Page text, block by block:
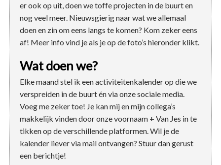
er ook op uit, doen we toffe projecten in de buurt en
nog veel meer. Nieuwsgierig naar wat we allemaal
doen en zin om eens langs te komen? Kom zeker eens
af! Meer info vind je als je op de foto’s hieronder klikt.
Wat doen we?
Elke maand stel ik een activiteitenkalender op die we
verspreiden in de buurt én via onze sociale media.
Voeg me zeker toe! Je kan mij en mijn collega’s
makkelijk vinden door onze voornaam + Van Jes in te
tikken op de verschillende platformen. Wil je de
kalender liever via mail ontvangen? Stuur dan gerust
een berichtje!